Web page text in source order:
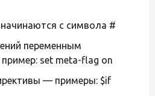
с символа #
переменным
set meta-flag on
— примеры: $if